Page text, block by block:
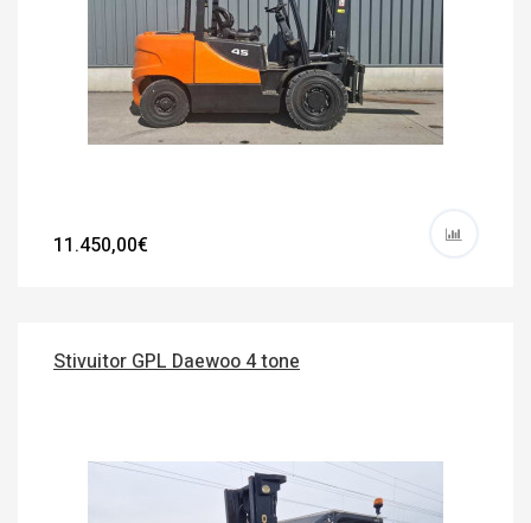
11.450,00€
Stivuitor GPL Daewoo 4 tone